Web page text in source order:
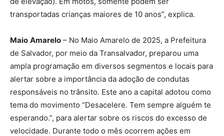
transportadas crianças maiores de 10 anos”, explica.
Maio Amarelo – No Maio Amarelo de 2025, a Prefeitura
de Salvador, por meio da Transalvador, preparou uma
ampla programação em diversos segmentos e locais para
alertar sobre a importância da adoção de condutas
responsáveis no trânsito. Este ano a capital adotou como
tema do movimento “Desacelere. Tem sempre alguém te
esperando.”, para alertar sobre os riscos do excesso de
velocidade. Durante todo o mês ocorrem ações em